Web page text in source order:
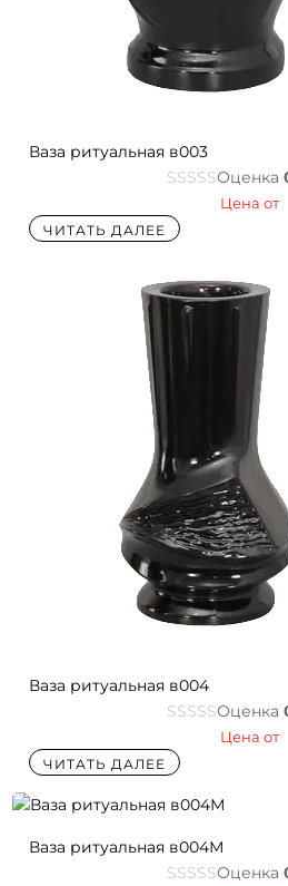
Ваза ритуальная в003
Оценка
Цена от
ЧИТАТЬ ДАЛЕЕ
Ваза ритуальная в004
Оценка
Цена от
ЧИТАТЬ ДАЛЕЕ
Ваза ритуальная в004М
Оценка